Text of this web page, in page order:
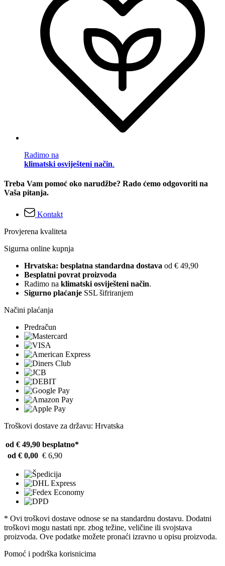
Radimo na
klimatski osviješteni način.
Treba Vam pomoć oko narudžbe? Rado ćemo odgovoriti na
Vaša pitanja.
Kontakt
Provjerena kvaliteta
Sigurna online kupnja
Hrvatska: besplatna standardna dostava od € 49,90
Besplatni povrat proizvoda
Radimo na klimatski osviješteni način.
Sigurno plaćanje SSL šifriranjem
Načini plaćanja
Predračun
Troškovi dostave za državu: Hrvatska
od € 49,90 besplatno*
od € 0,00 € 6,90
* Ovi troškovi dostave odnose se na standardnu ​​dostavu. Dodatni
troškovi mogu nastati npr. zbog težine, veličine ili svojstava
proizvoda. Ove podatke možete pronaći izravno u opisu proizvoda.
Pomoć i podrška korisnicima